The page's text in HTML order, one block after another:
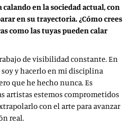
calando en la sociedad actual, con
en su trayectoria. ¿Cómo crees
como las tuyas pueden calar
de visibilidad constante. En
y hacerlo en mi disciplina
que he hecho nunca. Es
artistas estemos comprometidos
con el arte para avanzar
real.